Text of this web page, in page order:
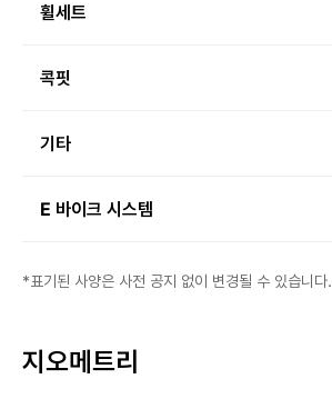
휠세트
콕핏
기타
E 바이크 시스템
*표기된 사양은 사전 공지 없이 변경될 수 있습니다.
지오메트리